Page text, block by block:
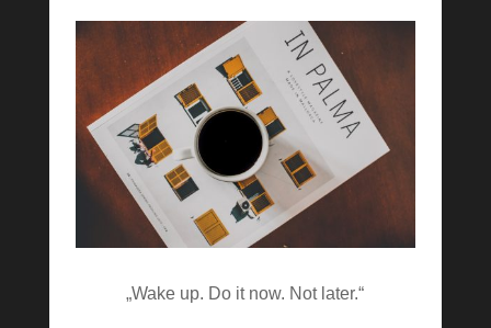
„Wake up. Do it now. Not later.“